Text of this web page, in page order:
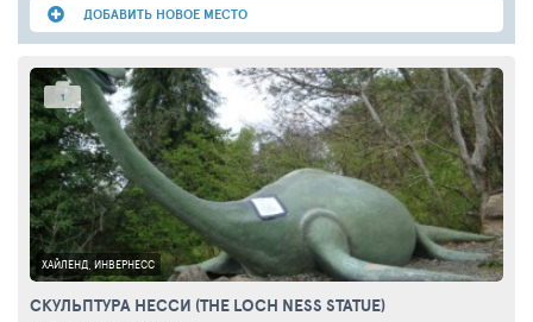
ДОБАВИТЬ НОВОЕ МЕСТО
1
ХАЙЛЕНД, ИНВЕРНЕСС
СКУЛЬПТУРА НЕССИ (THE LOCH NESS STATUE)